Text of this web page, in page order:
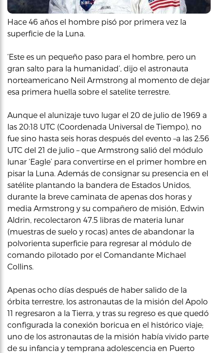
Hace 46 años el hombre pisó por primera vez la
superficie de la Luna.
‘Este es un pequeño paso para el hombre, pero un
gran salto para la humanidad’, dijo el astronauta
norteamericano Neil Armstrong al momento de dejar
esa primera huella sobre el satelite terrestre.
Aunque el alunizaje tuvo lugar el 20 de julio de 1969 a
las 20:18 UTC (Coordenada Universal de Tiempo), no
fue sino hasta seis horas después del evento –a las 2:56
UTC del 21 de julio – que Armstrong salió del módulo
lunar ‘Eagle’ para convertirse en el primer hombre en
pisar la Luna. Además de consignar su presencia en el
satélite plantando la bandera de Estados Unidos,
durante la breve caminata de apenas dos horas y
media Armstrong y su compañero de misión, Edwin
Aldrin, recolectaron 47.5 libras de materia lunar
(muestras de suelo y rocas) antes de abandonar la
polvorienta superficie para regresar al módulo de
comando pilotado por el Comandante Michael
Collins.
Apenas ocho días después de haber salido de la
órbita terrestre, los astronautas de la misión del Apolo
11 regresaron a la Tierra, y tras su regreso es que quedó
configurada la conexión boricua en el histórico viaje;
uno de los astronautas de la misión había vivido parte
de su infancia y temprana adolescencia en Puerto